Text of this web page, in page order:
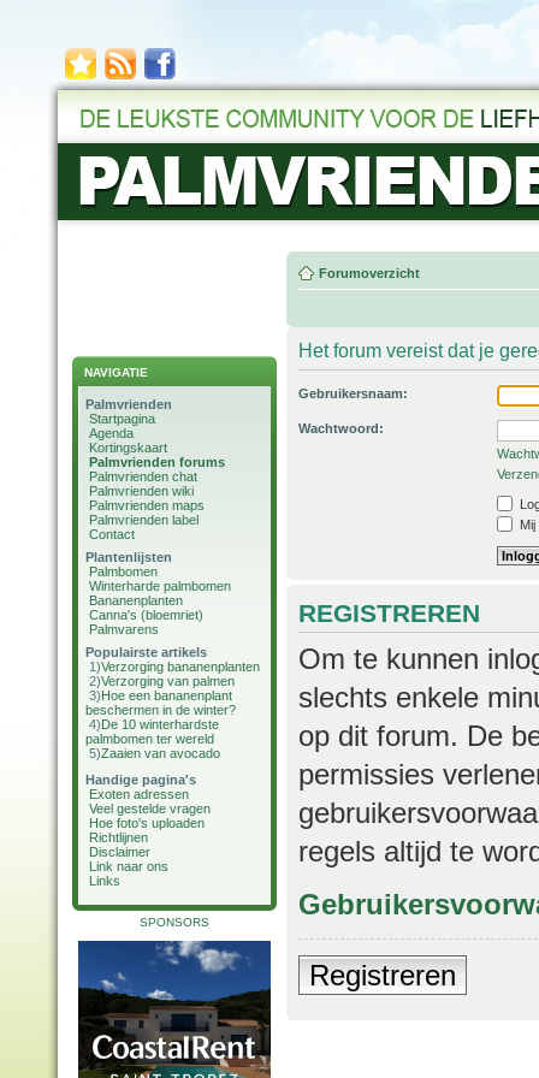
NAVIGATIE
Palmvrienden
Startpagina
Agenda
Kortingskaart
Palmvrienden forums
Palmvrienden chat
Palmvrienden wiki
Palmvrienden maps
Palmvrienden label
Contact
Plantenlijsten
Palmbomen
Winterharde palmbomen
Bananenplanten
Canna's (bloemriet)
Palmvarens
Populairste artikels
1)Verzorging bananenplanten
2)Verzorging van palmen
3)Hoe een bananenplant
beschermen in de winter?
4)De 10 winterhardste
palmbomen ter wereld
5)Zaaien van avocado
Handige pagina's
Exoten adressen
Veel gestelde vragen
Hoe foto's uploaden
Richtlijnen
Disclaimer
Link naar ons
Links
SPONSORS
Forumoverzicht
Het forum vereist dat je
Gebruikersnaam:
Wachtwoord:
REGISTREREN
Om te kunnen
slechts enkele
op dit forum. De
permissies
regels altijd te
Registreren